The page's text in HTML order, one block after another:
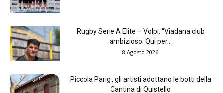
Rugby Serie A Elite – Volpi: “Viadana club
ambizioso. Qui per...
8 Agosto 2026
Piccola Parigi, gli artisti adottano le botti della
Cantina di Quistello